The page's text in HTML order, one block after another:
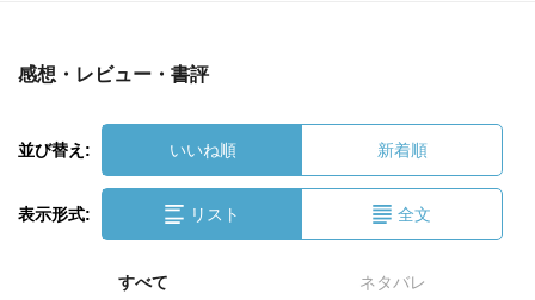
感想・レビュー・書評
並び替え: いいね順 新着順
表示形式: リスト 全文
すべて ネタバレ